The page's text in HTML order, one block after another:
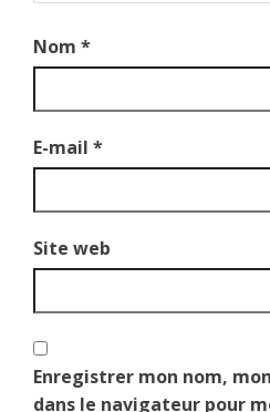
Nom *
E-mail *
Site web
Enregistrer mon nom,
dans le navigateur pour